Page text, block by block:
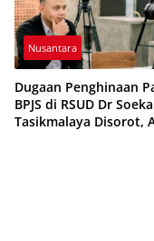
Nusantara
Dugaan Penghinaan
BPJS di RSUD Dr
Tasikmalaya Disorot,